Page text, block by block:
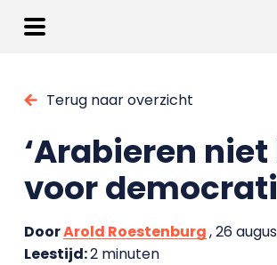
Terug naar overzicht
‘Arabieren
voor
DoorArold Roestenburg, 26
Leestijd:2 minuten